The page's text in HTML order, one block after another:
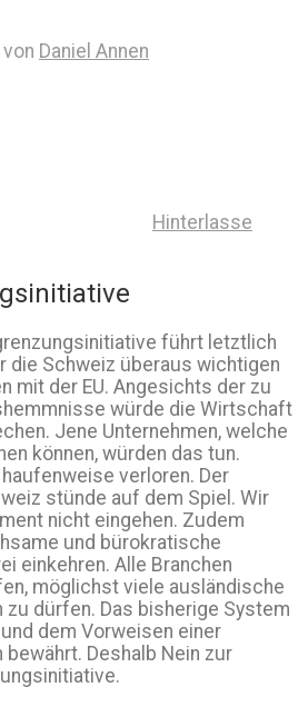
Daniel Annen
Hinterlasse
führt letztlich
die Schweiz überaus wichtigen
mit der EU. Angesichts der zu
würde die Wirtschaft
Jene Unternehmen, welche
können, würden das tun.
verloren. Der
stünde auf dem Spiel. Wir
nicht eingehen. Zudem
und bürokratische
einkehren. Alle Branchen
möglichst viele ausländische
dürfen. Das bisherige System
dem Vorweisen einer
Deshalb Nein zur